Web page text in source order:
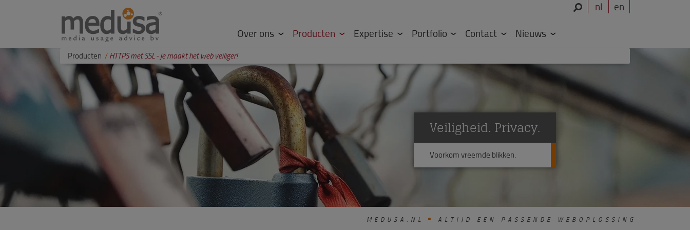
Over ons Producten Expertise Portfolio Contact Nieuws
nl en
Producten HTTPS met SSL - je maakt het web veiliger!
Veiligheid. Privacy.
Voorkom vreemde blikken.
MEDUSA.NL ALTIJD EEN PASSENDE WEBOPLOSSING